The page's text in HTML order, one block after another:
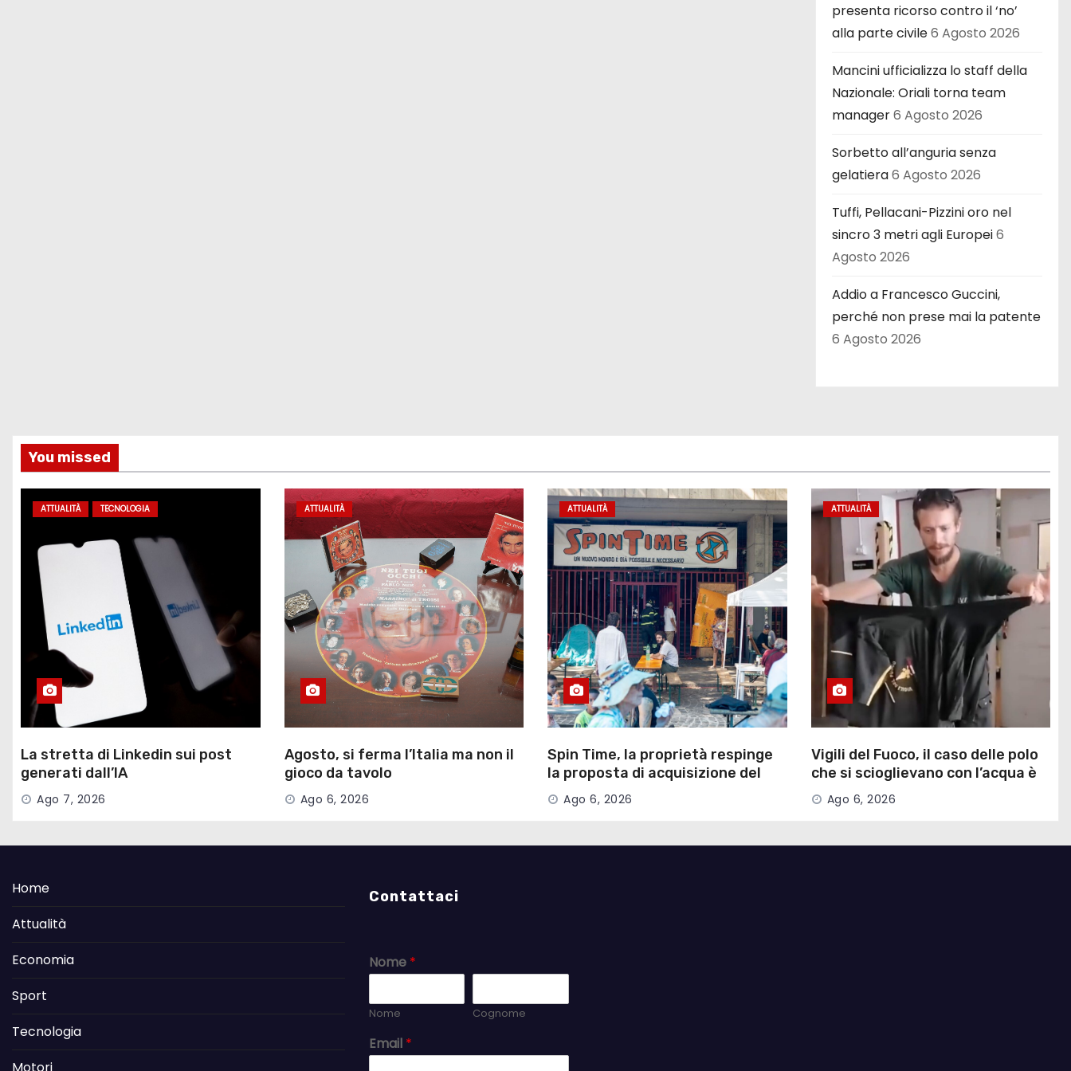
presenta ricorso contro il ‘no’
alla parte civile6 Agosto 2026
Mancini ufficializza lo staff della
Nazionale: Oriali torna team
manager6 Agosto 2026
Sorbetto all’anguria senza
gelatiera6 Agosto 2026
Tuffi, Pellacani-Pizzini oro nel
sincro 3 metri agli Europei6
Agosto 2026
Addio a Francesco Guccini,
perché non prese mai la patente
6 Agosto 2026
You missed
ATTUALITÀ TECNOLOGIA
La stretta di Linkedin sui post
generati dall’IA
Ago 7, 2026
ATTUALITÀ
Agosto, si ferma l’Italia ma non il
gioco da tavolo
Ago 6, 2026
ATTUALITÀ
Spin Time, la proprietà respinge
la proposta di acquisizione del
Campidoglio
Ago 6, 2026
ATTUALITÀ
Vigili del Fuoco, il caso delle polo
che si scioglievano con l’acqua è
stato risolto
Ago 6, 2026
Home
Attualità
Economia
Sport
Tecnologia
Contattaci
Nome *
Nome Cognome
Email *